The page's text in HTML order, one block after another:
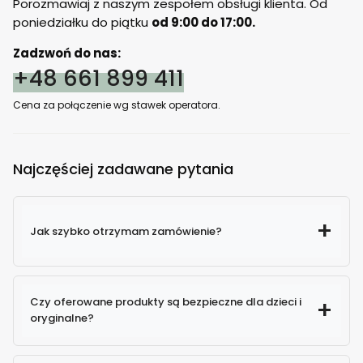
Porozmawiaj z naszym zespołem obsługi klienta. Od
poniedziałku do piątku od 9:00 do 17:00.
Zadzwoń do nas:
+48 661 899 411
Cena za połączenie wg stawek operatora.
Najczęściej zadawane pytania
Jak szybko otrzymam zamówienie?
Czy oferowane produkty są bezpieczne dla dzieci i
oryginalne?